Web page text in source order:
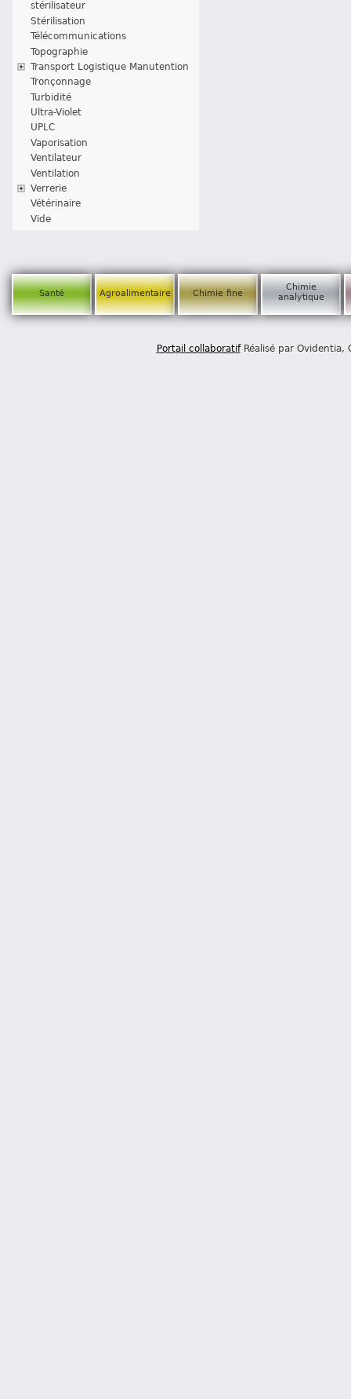
stérilisateur
Stérilisation
Télécommunications
Topographie
Transport Logistique Manutention
Tronçonnage
Turbidité
Ultra-Violet
UPLC
Vaporisation
Ventilateur
Ventilation
Verrerie
Vétérinaire
Vide
Santé Agroalimentaire Chimie fine
Chimie
analytique
Portail collaboratifRéalisé par Ovidentia,